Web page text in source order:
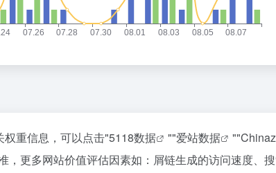
重信息，可以点击"5118数据 ""爱站数据 ""
更多网站价值评估因素如：屑链生成的访问速度、